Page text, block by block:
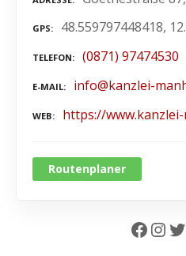
GPS 48.559797448418,
TELEFON (0871) 97474530
E-MAIL info@kanzlei-
WEB https://
Routenplaner
Facebook InstagramTwitter